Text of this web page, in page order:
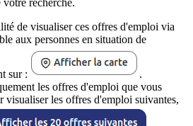
recherche.
de visualiser ces offres d'emploi via
aux personnes en situation de
sur :
.
les offres d'emploi que vous
visualiser les offres d'emploi suivantes,